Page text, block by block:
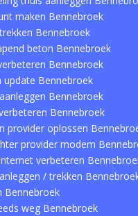
maken Bennebroek
Bennebroek
beton Bennebroek
Bennebroek
update Bennebroek
Bennebroek
Bennebroek
provider oplossen
provider modem
verbeteren
/ trekken
Bennebroek
weg Bennebroek